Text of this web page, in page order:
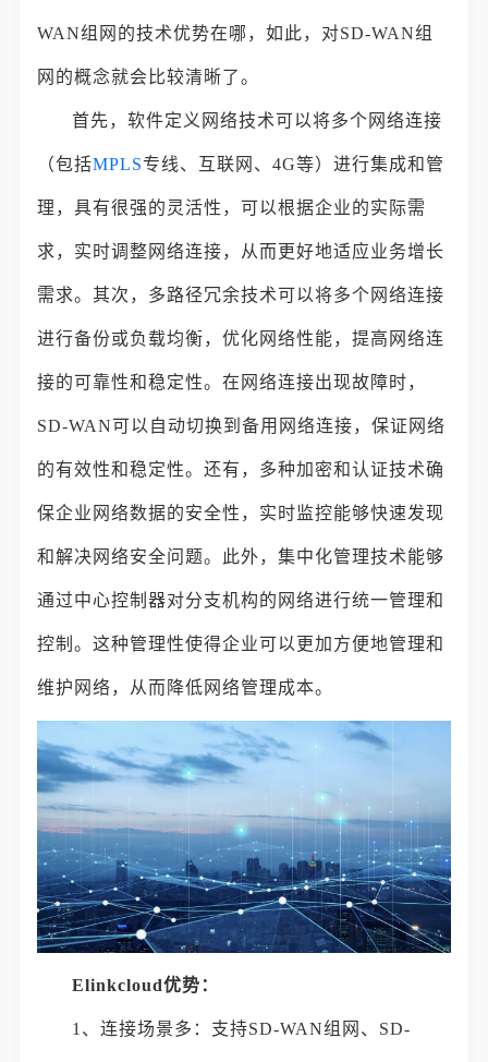
WAN组网的技术优势在哪，如此，对SD-WAN组
网的概念就会比较清晰了。
首先，软件定义网络技术可以将多个网络连接
（包括MPLS专线、互联网、4G等）进行集成和管
理，具有很强的灵活性，可以根据企业的实际需
求，实时调整网络连接，从而更好地适应业务增长
需求。其次，多路径冗余技术可以将多个网络连接
进行备份或负载均衡，优化网络性能，提高网络连
接的可靠性和稳定性。在网络连接出现故障时，
SD-WAN可以自动切换到备用网络连接，保证网络
的有效性和稳定性。还有，多种加密和认证技术确
保企业网络数据的安全性，实时监控能够快速发现
和解决网络安全问题。此外，集中化管理技术能够
通过中心控制器对分支机构的网络进行统一管理和
控制。这种管理性使得企业可以更加方便地管理和
维护网络，从而降低网络管理成本。
Elinkcloud优势：
1、连接场景多：支持SD-WAN组网、SD-